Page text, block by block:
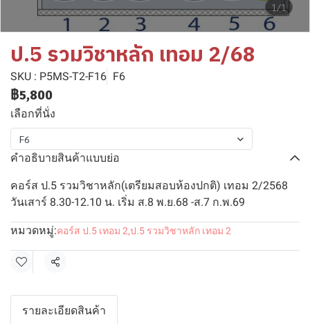
1/1
ป.5 รวมวิชาหลัก เทอม 2/68
SKU : P5MS-T2-F16 F6
฿5,800
เลือกที่นั่ง
F6
คำอธิบายสินค้าแบบย่อ
คอร์ส ป.5 รวมวิชาหลัก(เตรียมสอบห้องปกติ) เทอม 2/2568
วันเสาร์ 8.30-12.10 น. เริ่ม ส.8 พ.ย.68 -ส.7 ก.พ.69
หมวดหมู่:คอร์ส ป.5 เทอม 2,ป.5 รวมวิชาหลัก เทอม 2
แชร์
รายละเอียดสินค้า